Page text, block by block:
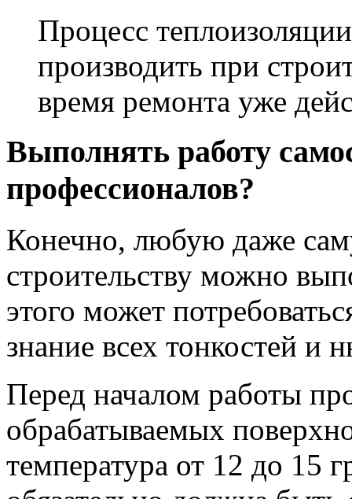
Процесс
производить при
время ремонта уже
Выполнять работу
профессионалов?
Конечно, любую даже
строительству можно
этого может
знание всех тонкостей и
Перед началом работы
обрабатываемых
температура от 12 до 15